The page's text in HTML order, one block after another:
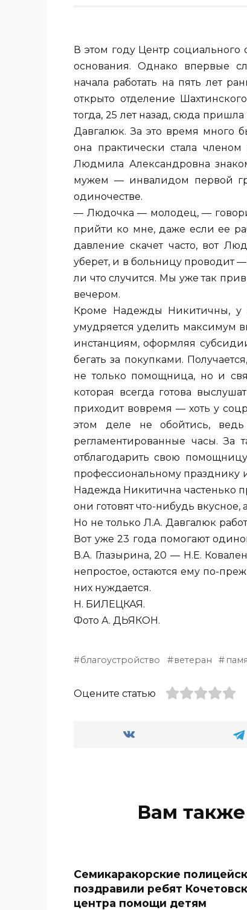
В этом году Центр
основания.Однако впервые
начала работать на пять лет
открыто отделение
тогда, 25 лет назад, сюда
Давгалюк. За это время много
она практически стала
Людмила Александровна
мужем — инвалидом первой
одиночестве.
— Людочка — молодец, —
прийти ко мне, даже если ее
давление скачет часто, вот
уберет, и в больницу проводит
ли что случится. Мы уже так
вечером.
Кроме Надежды Никитичны, у
умудряется уделить максимум
инстанциям, оформляя
бегать за покупками.
не только помощница, но и
которая всегда готова
приходит вовремя — хоть у
этом деле не обойтись,
регламентированные часы. За
отблагодарить свою
профессиональному празднику
Надежда Никитична частенько
они готовят что-нибудь
Но не только Л.А. Давгалюк
Вот уже 23 года помогают
В.А. Глазырина, 20 — Н.Е.
непростое, остаются ему по-
них нуждается.
Н. БИЛЕЦКАЯ.
Фото А. ДЬЯКОН.
благоустройство ветеран
Оцените статью
Вам
Семикаракорские
поздравили ребят
центра помощи детям